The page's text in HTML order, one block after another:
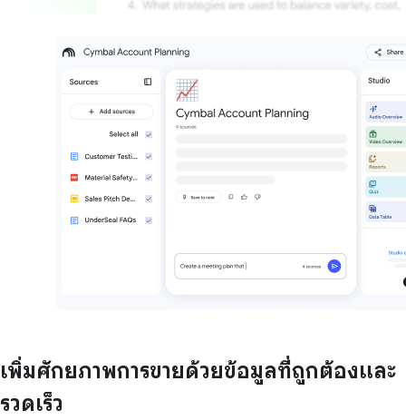
เพิ่มศักยภาพการขายด้วยข้อมูลที่ถูกต้องและ
รวดเร็ว